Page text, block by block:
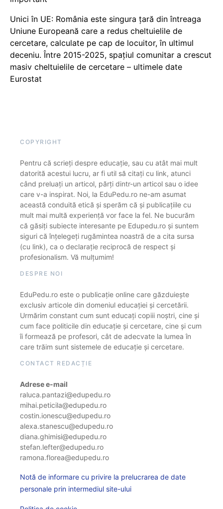
Unici în UE: România este singura țară din întreaga
Uniune Europeană care a redus cheltuielile de
cercetare, calculate pe cap de locuitor, în ultimul
deceniu. Între 2015-2025, spațiul comunitar a crescut
masiv cheltuielile de cercetare – ultimele date
Eurostat
COPYRIGHT
Pentru că scrieți despre educație, sau cu atât mai mult
datorită acestui lucru, ar fi util să citați cu link, atunci
când preluați un articol, părți dintr-un articol sau o idee
care v-a inspirat. Noi, la EduPedu.ro ne-am asumat
această conduită etică și sperăm că și publicațiile cu
mult mai multă experiență vor face la fel. Ne bucurăm
că găsiți subiecte interesante pe Edupedu.ro și suntem
siguri că înțelegeți rugămintea noastră de a cita sursa
(cu link), ca o declarație reciprocă de respect și
profesionalism. Vă mulțumim!
DESPRE NOI
EduPedu.ro este o publicație online care găzduiește
exclusiv articole din domeniul educației și cercetării.
Urmărim constant cum sunt educați copiii noștri, cine și
cum face politicile din educație și cercetare, cine și cum
îi formează pe profesori, cât de adecvate la lumea în
care trăim sunt sistemele de educație și cercetare.
CONTACT REDACȚIE
Adrese e-mail
raluca.pantazi@edupedu.ro
mihai.peticila@edupedu.ro
costin.ionescu@edupedu.ro
alexa.stanescu@edupedu.ro
diana.ghimisi@edupedu.ro
stefan.lefter@edupedu.ro
ramona.florea@edupedu.ro
Notă de informare cu privire la prelucrarea de date
personale prin intermediul site-ului